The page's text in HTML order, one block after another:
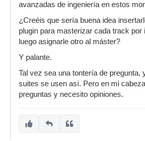
avanzadas de ingeniería en estos
¿Creéis que sería buena idea
plugin para masterizar cada track por
luego asignarle otro al máster?
Y palante.
Tal vez sea una tontería de pregunta,
suites se usen así. Pero en mi
preguntas y necesito opiniones.